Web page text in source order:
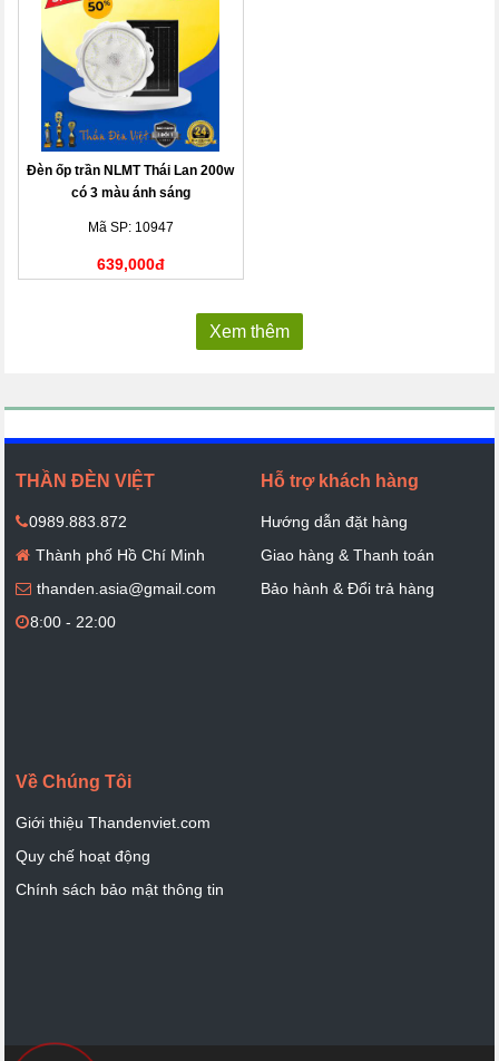
Đèn ốp trần NLMT Thái Lan 200w
có 3 màu ánh sáng
Mã SP: 10947
639,000đ
Xem thêm
THẦN ĐÈN VIỆT
0989.883.872
Thành phố Hồ Chí Minh
thanden.asia@gmail.com
8:00 - 22:00
Hỗ trợ khách hàng
Hướng dẫn đặt hàng
Giao hàng & Thanh toán
Bảo hành & Đổi trả hàng
Về Chúng Tôi
Giới thiệu Thandenviet.com
Quy chế hoạt động
Chính sách bảo mật thông tin